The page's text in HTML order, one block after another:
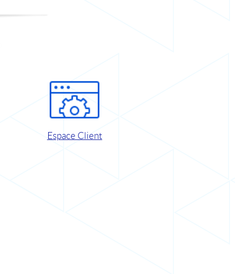
Espace Client